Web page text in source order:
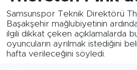
Samsunspor Teknik Direktörü
Başakşehir mağlubiyetinin
ilgili dikkat çeken açıklamalarda
oyuncuların ayrılmak istediğini
hafta verileceğini söyledi.
Süper Lig Puan Durumu
Tüm Manşetler